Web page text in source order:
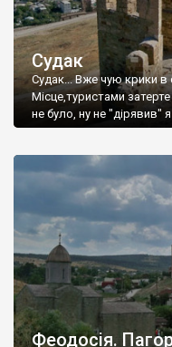
Судак
Судак... Вже чую крики в
Місце,туристами
не було, ну не "дірявив"
Феодосія.